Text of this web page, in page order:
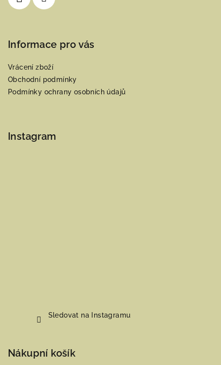
Informace pro vás
Vrácení zboží
Obchodní podmínky
Podmínky ochrany osobních údajů
Instagram
Sledovat na Instagramu
Nákupní košík